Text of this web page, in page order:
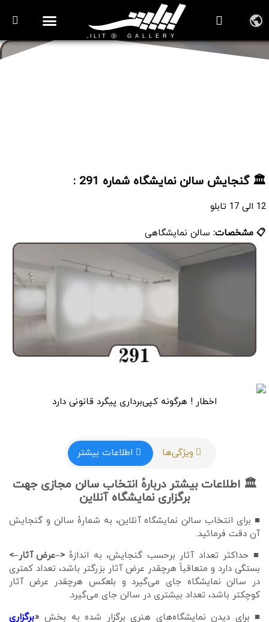
سالن نمایشگاه شماره 291
🏛️ گنجایش سالن نمایشگاه شماره 291 :
12 الی 17 تابلو
📋 مشخصات: سالن نمایشگاهی
اخطار ! هرگونه کپی‌برداری پیگرد قانونی دارد
ویژگی‌ها اطلاعات بیشتر
🏛 اطلاعات بیشتر دربارهٔ انتخاب سالن مجازی جهت
برگزاری نمایشگاه آنلاین
■ برای انتخاب سالن نمایشگاه آنلاین، به شمارهٔ سالن و گنجایش
آن دقت فرمائید.
■ حداکثر تعداد آثار برحسب گنجایش، به اندازهٔ <–عرض آثار–>
بستگی دارد و متعاقباً هرچقدر عرض آثار بزرگتر باشد، تعداد کمتری
در سالن نمایشگاه جای می‌گیرد و بلعکس هرچقدر عرض آثار
کوچکتر باشد، تعداد بیشتری در سالن جای می‌گیرد.
■ برای دیدن نمایشگاه‌های هنری برگزار شده به بخش «برگزاری